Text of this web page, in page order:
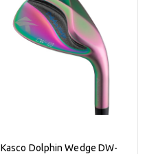
Kasco Dolphin Wedge DW-